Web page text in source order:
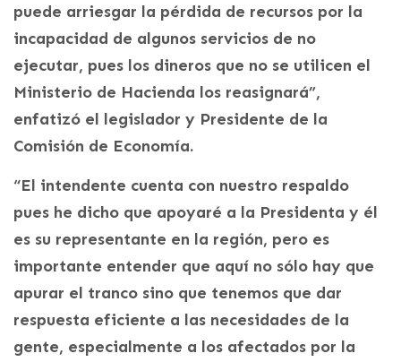
puede arriesgar la pérdida de recursos por la
incapacidad de algunos servicios de no
ejecutar, pues los dineros que no se utilicen el
Ministerio de Hacienda los reasignará”,
enfatizó el legislador y Presidente de la
Comisión de Economía.
“El intendente cuenta con nuestro respaldo
pues he dicho que apoyaré a la Presidenta y él
es su representante en la región, pero es
importante entender que aquí no sólo hay que
apurar el tranco sino que tenemos que dar
respuesta eficiente a las necesidades de la
gente, especialmente a los afectados por la